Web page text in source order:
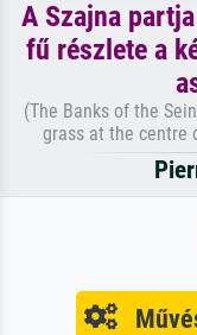
A Szajna
fű részlete a
(The Banks of the
grass at the centre